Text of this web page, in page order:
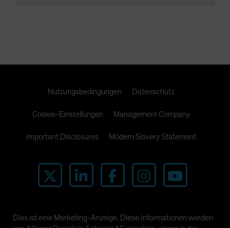
Nutzungsbedingungen Datenschutz
Cookie-Einstellungen Management Company
Important Disclosures Modern Slavery Statement
Dies ist eine Marketing-Anzeige. Diese Informationen werden